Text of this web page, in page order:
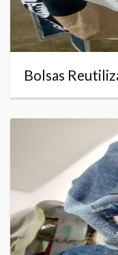
Bolsas